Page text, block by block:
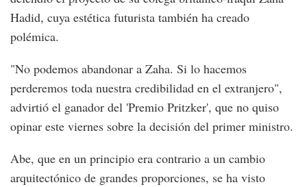
Hadid, cuya estética futurista también ha creado
polémica.
"No podemos abandonar a Zaha. Si lo hacemos
perderemos toda nuestra credibilidad en el extranjero",
advirtió el ganador del 'Premio Pritzker', que no quiso
opinar este viernes sobre la decisión del primer ministro.
Abe, que en un principio era contrario a un cambio
arquitectónico de grandes proporciones, se ha visto